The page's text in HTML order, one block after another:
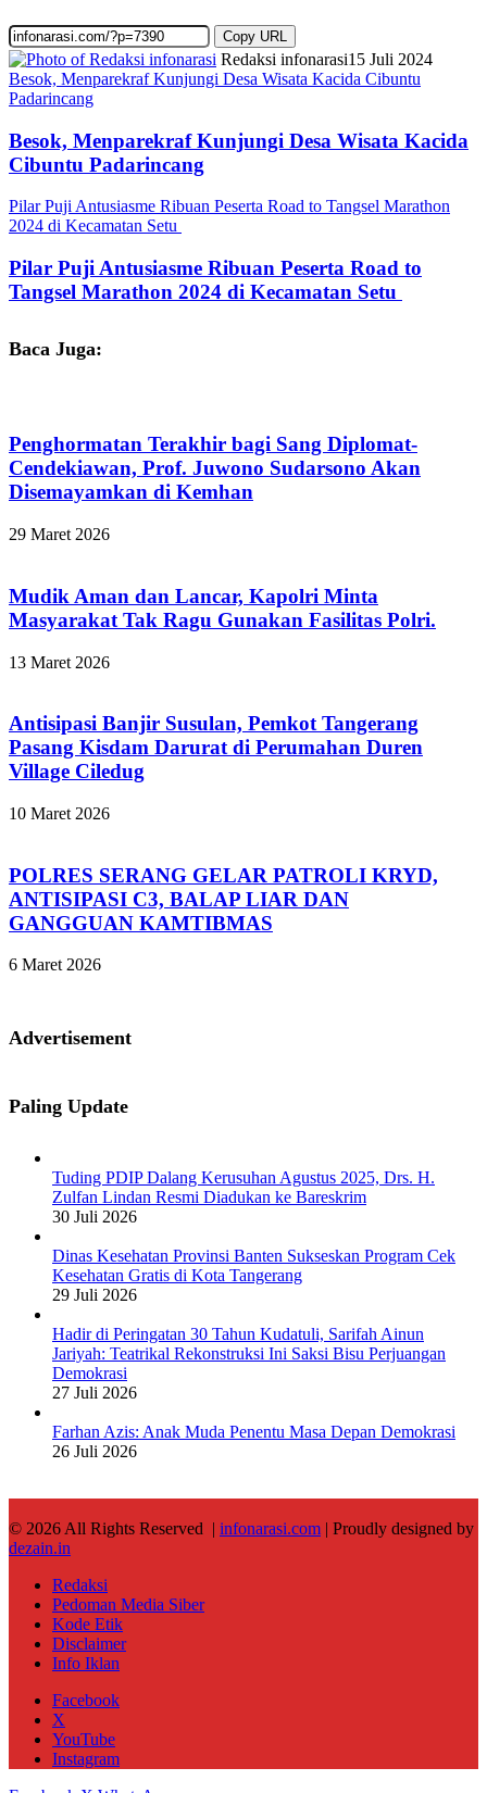
Copy URL
Redaksi infonarasi15 Juli 2024
Besok, Menparekraf Kunjungi Desa Wisata Kacida Cibuntu
Padarincang
Besok, Menparekraf Kunjungi Desa Wisata Kacida
Cibuntu Padarincang
Pilar Puji Antusiasme Ribuan Peserta Road to Tangsel Marathon
2024 di Kecamatan Setu
Pilar Puji Antusiasme Ribuan Peserta Road to
Tangsel Marathon 2024 di Kecamatan Setu
Baca Juga:
Penghormatan Terakhir bagi Sang Diplomat-
Cendekiawan, Prof. Juwono Sudarsono Akan
Disemayamkan di Kemhan
29 Maret 2026
Mudik Aman dan Lancar, Kapolri Minta
Masyarakat Tak Ragu Gunakan Fasilitas Polri.
13 Maret 2026
Antisipasi Banjir Susulan, Pemkot Tangerang
Pasang Kisdam Darurat di Perumahan Duren
Village Ciledug
10 Maret 2026
POLRES SERANG GELAR PATROLI KRYD,
ANTISIPASI C3, BALAP LIAR DAN
GANGGUAN KAMTIBMAS
6 Maret 2026
Advertisement
Paling Update
Tuding PDIP Dalang Kerusuhan Agustus 2025, Drs. H.
Zulfan Lindan Resmi Diadukan ke Bareskrim
30 Juli 2026
Dinas Kesehatan Provinsi Banten Sukseskan Program Cek
Kesehatan Gratis di Kota Tangerang
29 Juli 2026
Hadir di Peringatan 30 Tahun Kudatuli, Sarifah Ainun
Jariyah: Teatrikal Rekonstruksi Ini Saksi Bisu Perjuangan
Demokrasi
27 Juli 2026
Farhan Azis: Anak Muda Penentu Masa Depan Demokrasi
26 Juli 2026
© 2026 All Rights Reserved | infonarasi.com | Proudly designed by
dezain.in
Redaksi
Pedoman Media Siber
Kode Etik
Disclaimer
Info Iklan
Facebook
X
YouTube
Instagram